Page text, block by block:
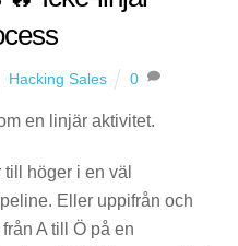
Hacking Sales 0
en linjär aktivitet.
höger i en väl
Eller uppifrån och
A till Ö på en